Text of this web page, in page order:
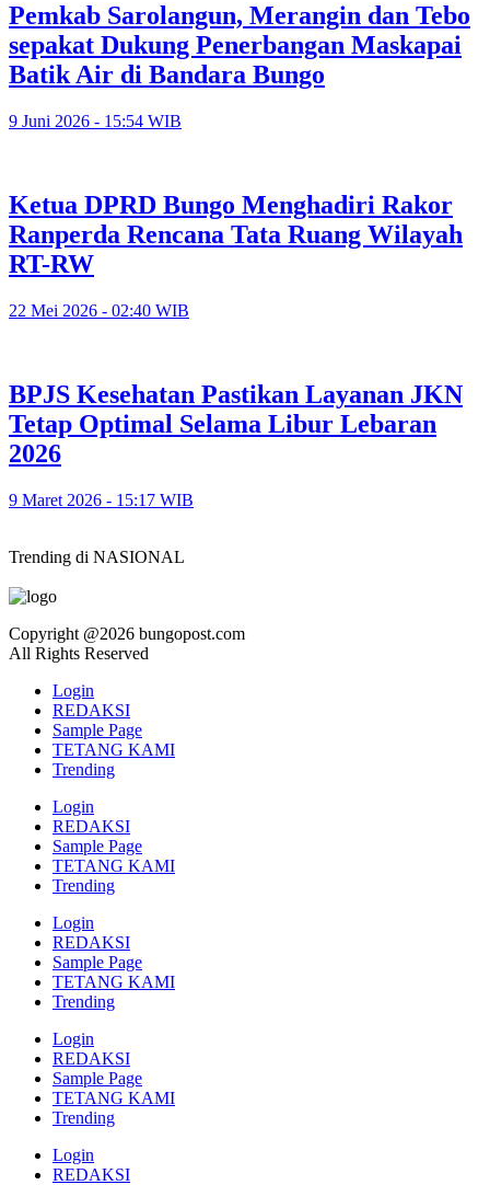
Pemkab Sarolangun, Merangin dan Tebo
sepakat Dukung Penerbangan Maskapai
Batik Air di Bandara Bungo
9 Juni 2026 - 15:54 WIB
Ketua DPRD Bungo Menghadiri Rakor
Ranperda Rencana Tata Ruang Wilayah
RT-RW
22 Mei 2026 - 02:40 WIB
BPJS Kesehatan Pastikan Layanan JKN
Tetap Optimal Selama Libur Lebaran
2026
9 Maret 2026 - 15:17 WIB
Trending di NASIONAL
Copyright @2026 bungopost.com
All Rights Reserved
Login
REDAKSI
Sample Page
TETANG KAMI
Trending
Login
REDAKSI
Sample Page
TETANG KAMI
Trending
Login
REDAKSI
Sample Page
TETANG KAMI
Trending
Login
REDAKSI
Sample Page
TETANG KAMI
Trending
Login
REDAKSI